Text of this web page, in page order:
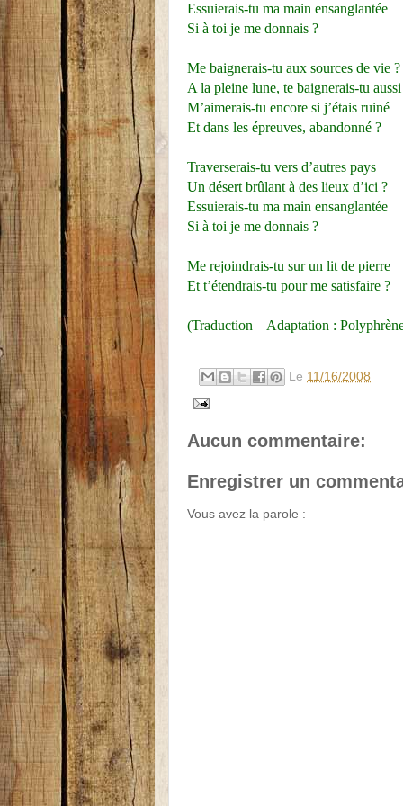
Essuierais-tu ma main ensanglantée
Si à toi je me donnais ?
Me baignerais-tu aux sources de vie ?
A la pleine lune, te baignerais-tu
M’aimerais-tu encore si j’étais ruiné
Et dans les épreuves, abandonné ?
Traverserais-tu vers d’autres pays
Un désert brûlant à des lieux d’ici ?
Essuierais-tu ma main ensanglantée
Si à toi je me donnais ?
Me rejoindrais-tu sur un lit de pierre
Et t’étendrais-tu pour me satisfaire ?
(Traduction – Adaptation :
Le 11/16/2008
Aucun commentaire:
Enregistrer un
Vous avez la parole :